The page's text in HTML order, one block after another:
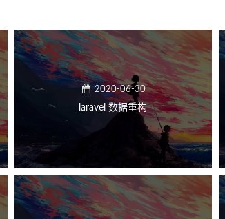
2020-06-30
laravel 数据重构